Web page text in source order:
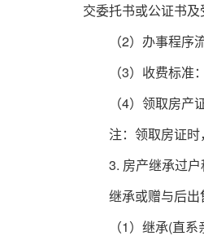
交委托书或公证书
（2）办事程序
（3）收费标准
（4）领取房产
注：领取房证
3. 房产继承过户
继承或赠与后
（1）继承(直系